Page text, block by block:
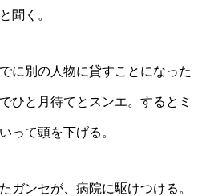
聞く。
に別の人物に貸すことになった
ひと月待てとスンエ。するとミ
って頭を下げる。
ガンセが、病院に駆けつける。